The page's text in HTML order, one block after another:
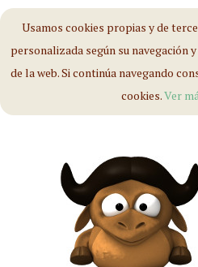
Usamos cookies propias y de
personalizada según su navegación
de la web. Si continúa navegando
cookies.Ver